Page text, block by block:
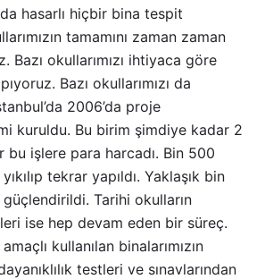
hasarlı hiçbir bina tespit
tamamını zaman zaman
okullarımızı ihtiyaca göre
Bazı okullarımızı da
2006’da proje
kuruldu. Bu birim şimdiye kadar 2
işlere para harcadı. Bin 500
tekrar yapıldı. Yaklaşık bin
Tarihi okulların
ise hep devam eden bir süreç.
kullanılan binalarımızın
testleri ve sınavlarından